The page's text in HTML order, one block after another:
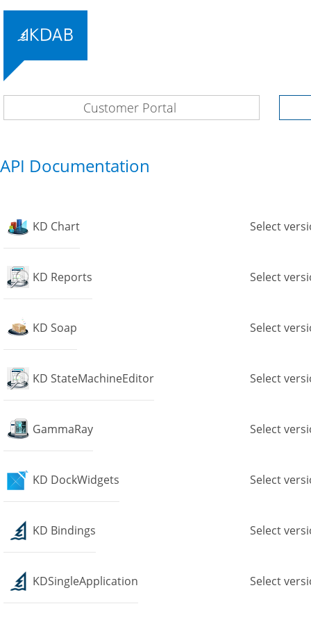
Customer Portal
API Documentation
KD Chart Select
KD Reports Select
KD Soap Select
KD StateMachineEditor Select
GammaRay Select
KD DockWidgets Select
KD Bindings Select
KDSingleApplication Select